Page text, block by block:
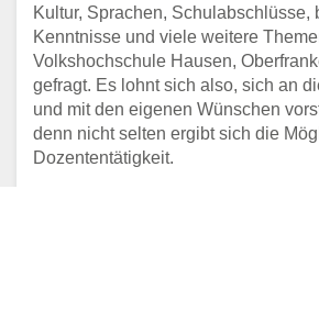
Kultur, Sprachen, Schulabschlüsse,
Kenntnisse und viele weitere
Volkshochschule Hausen,
gefragt. Es lohnt sich also, sich an
und mit den eigenen Wünschen
denn nicht selten ergibt sich die
Dozententätigkeit.